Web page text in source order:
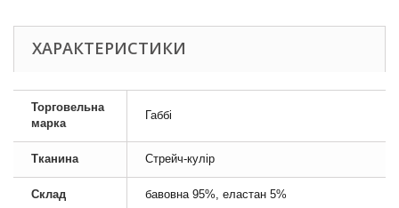
ХАРАКТЕРИСТИКИ
Торговельна
марка
Габбі
Тканина Стрейч-кулір
Склад бавовна 95%, еластан 5%